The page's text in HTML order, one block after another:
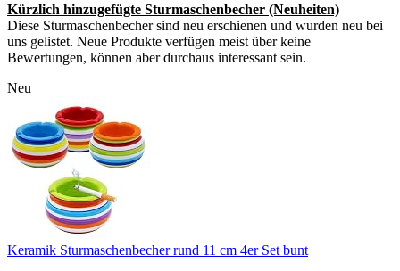
Kürzlich hinzugefügte Sturmaschenbecher (Neuheiten)
Diese Sturmaschenbecher sind neu erschienen und wurden neu bei
uns gelistet. Neue Produkte verfügen meist über keine
Bewertungen, können aber durchaus interessant sein.
Neu
Keramik Sturmaschenbecher rund 11 cm 4er Set bunt